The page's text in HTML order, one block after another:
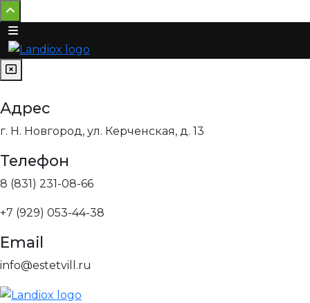
Адрес
г. Н. Новгород, ул. Керченская, д. 13
Телефон
8 (831) 231-08-66
+7 (929) 053-44-38
Email
info@estetvill.ru